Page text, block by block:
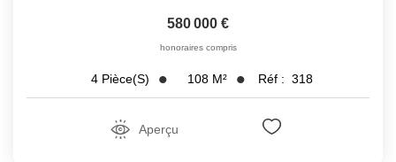
580 000 €
honoraires compris
4 Pièce(s) 108 M² Réf : 318
Aperçu